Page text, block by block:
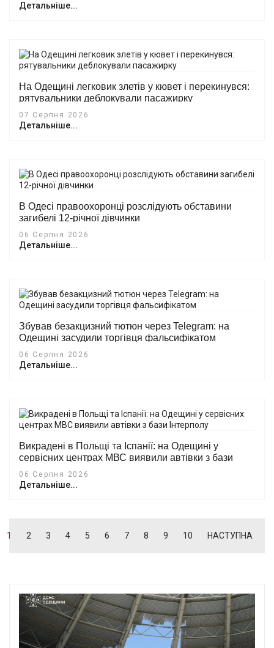
Детальніше...
На Одещині легковик злетів у кювет і перекинувся:
рятувальники деблокували пасажирку
07 Серпня 2026
Детальніше...
В Одесі правоохоронці розслідують обставини
загибелі 12-річної дівчинки
06 Серпня 2026
Детальніше...
Збував безакцизний тютюн через Telegram: на
Одещині засудили торгівця фальсифікатом
06 Серпня 2026
Детальніше...
Викрадені в Польщі та Іспанії: на Одещині у
сервісних центрах МВС виявили автівки з бази
Інтерполу
06 Серпня 2026
Детальніше...
1 2 3 4 5 6 7 8 9 10 НАСТУПНА